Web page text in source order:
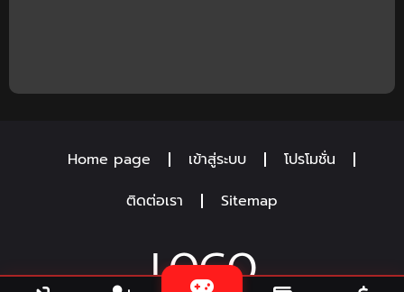
Home page เข้าสู่ระบบ
โปรโมชั่น
ติดต่อเรา
Sitemap